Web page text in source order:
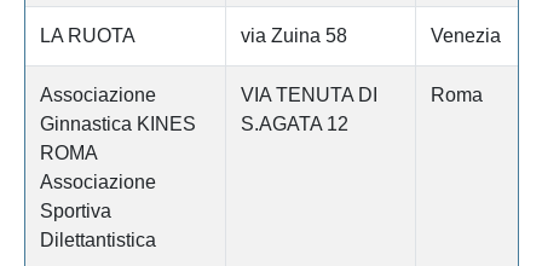
LA RUOTA via Zuina 58 Venezia
Associazione
Ginnastica KINES
ROMA
Associazione
Sportiva
Dilettantistica
VIA TENUTA DI
S.AGATA 12
Roma